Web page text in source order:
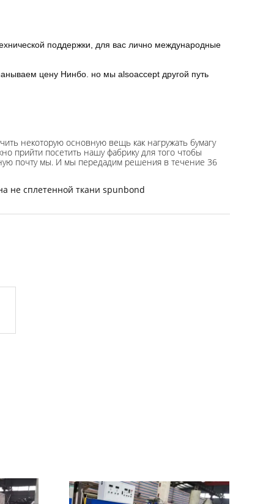
поддержки, для вас лично международные
цену Нинбо. но мы alsoaccept другой путь
некоторую основную вещь как нагружать бумагу
прийти посетить нашу фабрику для того чтобы
почту мы. И мы передадим решения в течение 36
не сплетенной ткани spunbond